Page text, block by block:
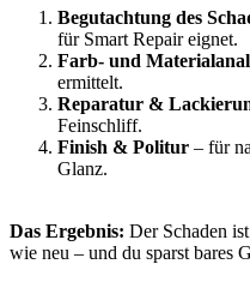
Begutachtung des
für Smart Repair eignet.
Farb- und
ermittelt.
Reparatur &
Feinschliff.
Finish & Politur – für
Glanz.
Das Ergebnis: Der Schaden
wie neu – und du sparst bares